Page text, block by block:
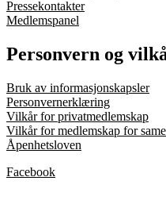
Pressekontakter
Medlemspanel
Personvern og
Bruk av informasjonskapsler
Personvernerklæring
Vilkår for privatmedlemskap
Vilkår for medlemskap for
Åpenhetsloven
Facebook